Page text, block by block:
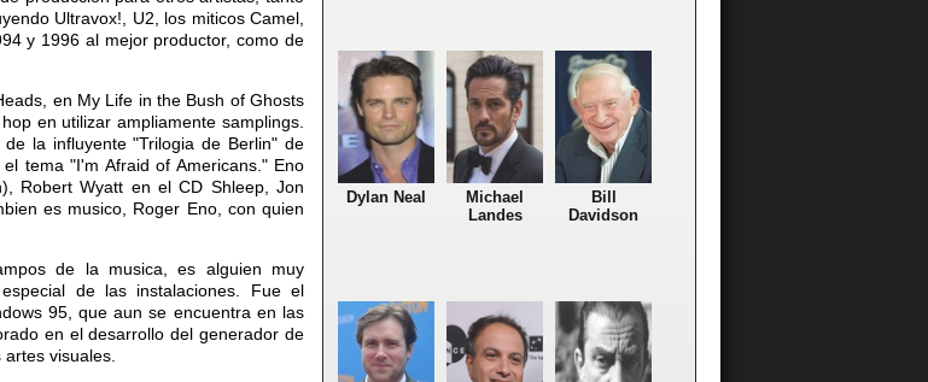
Ultravox!, U2, los miticos Camel,
y 1996 al mejor productor, como de
en My Life in the Bush of Ghosts
en utilizar ampliamente samplings.
la influyente "Trilogia de Berlin" de
tema "I'm Afraid of Americans." Eno
Robert Wyatt en el CD Shleep, Jon
es musico, Roger Eno, con quien
de la musica, es alguien muy
de las instalaciones. Fue el
95, que aun se encuentra en las
en el desarrollo del generador de
visuales.
Dylan Neal
Michael
Landes
Bill
Davidson